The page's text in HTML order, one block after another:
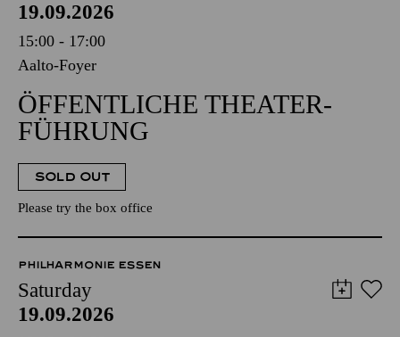
19.09.2026
15:00 - 17:00
Aalto-Foyer
ÖFFENTLICHE THEATER­
FÜHRUNG
SOLD OUT
Please try the box office
PHILHARMONIE ESSEN
Saturday
19.09.2026